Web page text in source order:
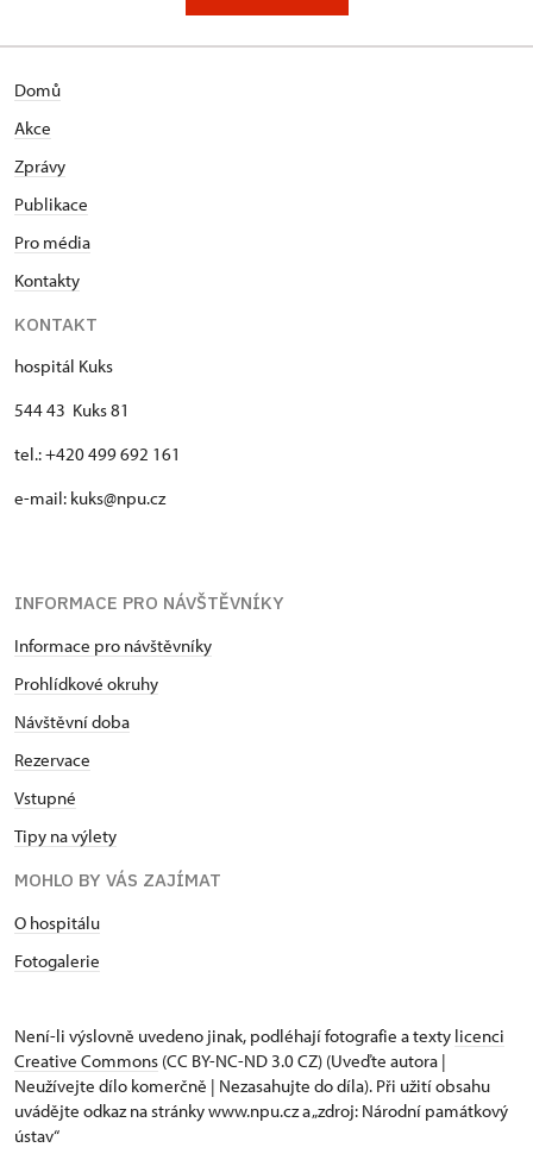
Domů
Akce
Zprávy
Publikace
Pro média
Kontakty
KONTAKT
hospitál Kuks
544 43 Kuks 81
tel.: +420 499 692 161
e-mail: kuks@npu.cz
INFORMACE PRO NÁVŠTĚVNÍKY
Informace pro návštěvníky
Prohlídkové okruhy
Návštěvní doba
Rezervace
Vstupné
Tipy na výlety
MOHLO BY VÁS ZAJÍMAT
O hospitálu
Fotogalerie
Není-li výslovně uvedeno jinak, podléhají fotografie a texty licenci
Creative Commons (CC BY-NC-ND 3.0 CZ) (Uveďte autora |
Neužívejte dílo komerčně | Nezasahujte do díla). Při užití obsahu
uvádějte odkaz na stránky www.npu.cz a „zdroj: Národní památkový
ústav“